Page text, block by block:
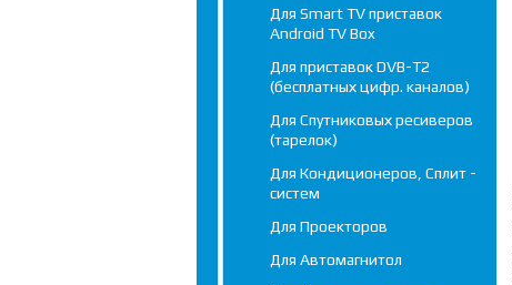
Для Smart TV приставок
Android TV Box
Для приставок DVB-T2
(бесплатных цифр. каналов)
Для Спутниковых ресиверов
(тарелок)
Для Кондиционеров, Сплит -
систем
Для Проекторов
Для Автомагнитол